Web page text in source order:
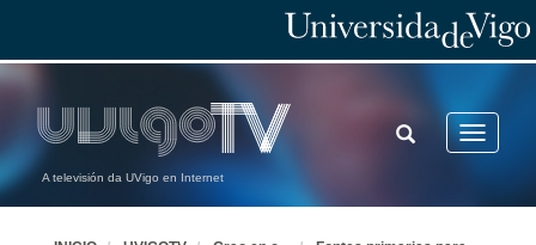
A televisión da UVigo en Internet
Toggle
TOGGLE
SEARCH